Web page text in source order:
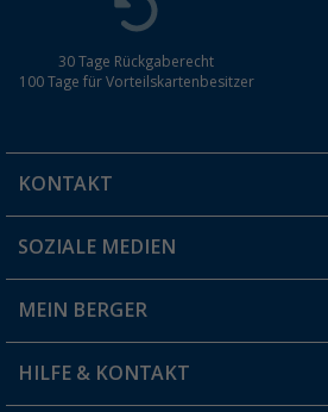
30 Tage Rückgaberecht
100 Tage für Vorteilskartenbesitzer
KONTAKT
Du hast eine Frage?
Filiale finden
SOZIALE MEDIEN
MEIN BERGER
Vorteilskarte
HILFE & KONTAKT